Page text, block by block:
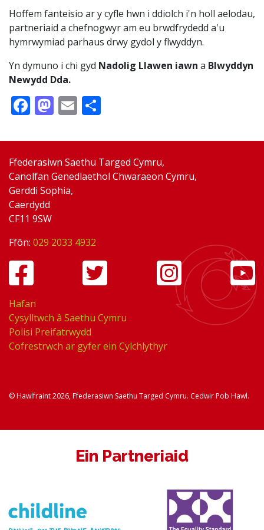
Hoffem fanteisio ar y cyfle hwn i ddiolch i'n holl aelodau,
partneriaid a chefnogwyr am eu brwdfrydedd a'u
hymrwymiad parhaus drwy gydol y flwyddyn.
Yn dymuno i chi gyd Nadolig Llawen iawn a Blwyddyn
Newydd Dda.
Facebook
Mastodon
Email
Ffederasiwn Saethu Targed Cymru,
Canolfan Genedlaethol Chwaraeon Cymru,
Gerddi Sophia,
Caerdydd
CF11 9SW
Ffôn: 029 2033 4932
Hafan
Cysylltwch â Saethu Cymru
Polisi Preifatrwydd
Cofrestrwch ar gyfer ein Cylchlythyr
© Hawlfraint 2026, Ffederasiwn Saethu Targed Cymru. Cedwir Pob Hawl.
Ein Partneriaid